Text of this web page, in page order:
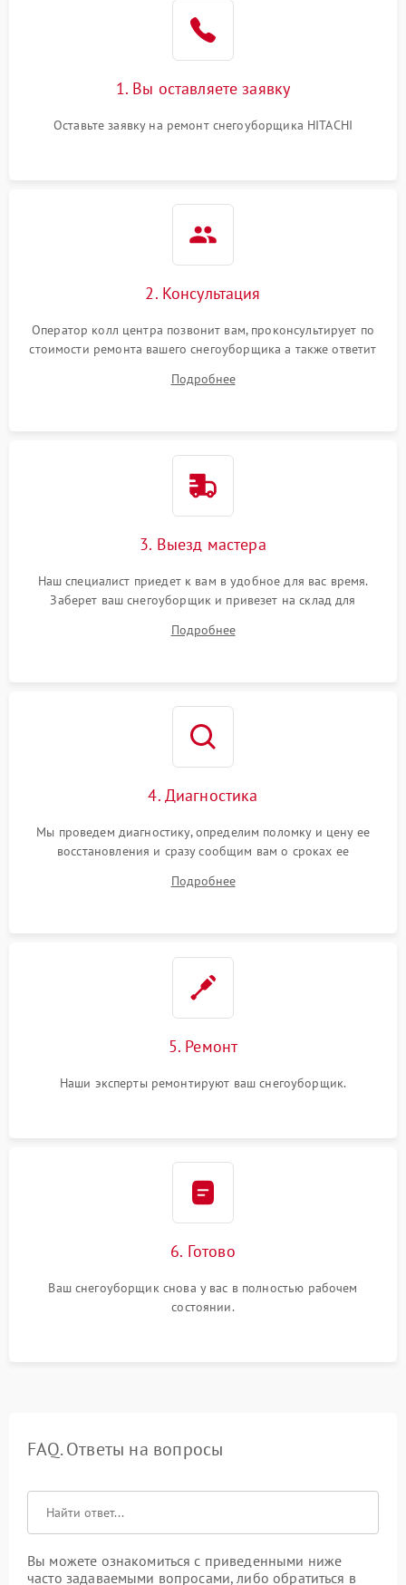
1. Вы оставляете заявку
Оставьте заявку на ремонт снегоуборщика HITACHI
2. Консультация
Оператор колл центра позвонит вам, проконсультирует по
стоимости ремонта вашего снегоуборщика а также ответит
Подробнее
3. Выезд мастера
Наш специалист приедет к вам в удобное для вас время.
Заберет ваш снегоуборщик и привезет на склад для
Подробнее
4. Диагностика
Мы проведем диагностику, определим поломку и цену ее
восстановления и сразу сообщим вам о сроках ее
Подробнее
5. Ремонт
Наши эксперты ремонтируют ваш снегоуборщик.
6. Готово
Ваш снегоуборщик снова у вас в полностью рабочем
состоянии.
FAQ. Ответы на вопросы
Вы можете ознакомиться с приведенными ниже
часто задаваемыми вопросами, либо обратиться в